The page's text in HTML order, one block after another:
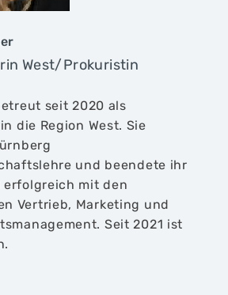
West/Prokuristin
seit 2020 als
die Region West. Sie
und beendete ihr
erfolgreich mit den
Vertrieb, Marketing und
Seit 2021 ist